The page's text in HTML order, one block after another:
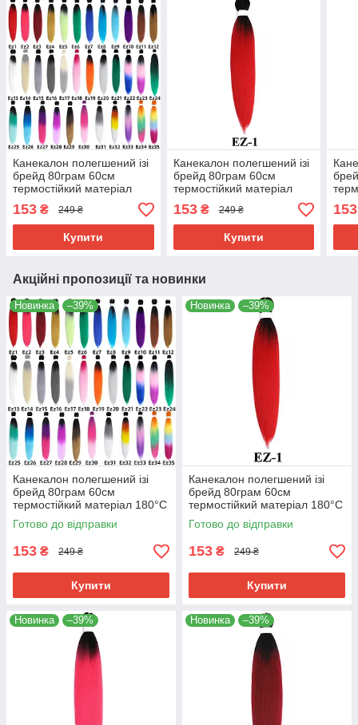
Канекалон полегшений ізі
брейд 80грам 60см
термостійкий матеріал
180°C EZ хвіст омбре
Easy Braid
153 ₴ 249 ₴
Купити
Канекалон полегшений ізі
брейд 80грам 60см
термостійкий матеріал
180°C EZ-1 хвіст омбре
Easy Braid
153₴ 249 ₴
Купити
153
Акційні пропозиції та новинки
Новинка –39%
Канекалон полегшений ізі
брейд 80грам 60см
термостійкий матеріал 180°C
EZ хвіст омбре Easy Braid
Готово до відправки
153 ₴ 249 ₴
Купити
Новинка –39%
Канекалон полегшений ізі
брейд 80грам 60см
термостійкий матеріал 180°C
EZ-1 хвіст омбре Easy Braid
Готово до відправки
153 ₴ 249 ₴
Купити
Новинка –39% Новинка –39%